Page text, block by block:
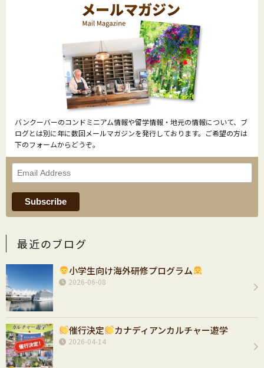
バンクーバーのコンドミニアム情報や留学情報・地元の情報について、ブ
ログとは別に年に数回メールマガジンを発行しております。ご希望の方は
下のフォームからどうぞ。
最近のブログ
小学生向け海外研修プログラム
2026-06-08
催行決定 カナディアンカルチャー遊学
2026-04-14